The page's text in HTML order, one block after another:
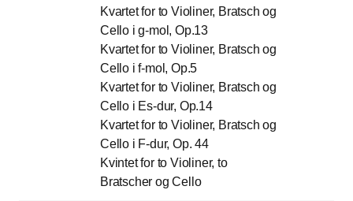
Kvartet for to Violiner, Bratsch og
Cello i g-mol, Op.13
Kvartet for to Violiner, Bratsch og
Cello i f-mol, Op.5
Kvartet for to Violiner, Bratsch og
Cello i Es-dur, Op.14
Kvartet for to Violiner, Bratsch og
Cello i F-dur, Op. 44
Kvintet for to Violiner, to
Bratscher og Cello